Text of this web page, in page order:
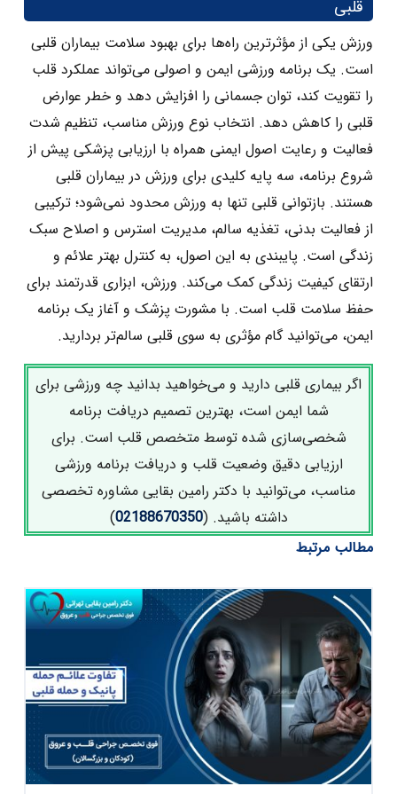
قلبی
ورزش یکی از مؤثرترین راه‌ها برای بهبود سلامت بیماران قلبی
است. یک برنامه ورزشی ایمن و اصولی می‌تواند عملکرد قلب
را تقویت کند، توان جسمانی را افزایش دهد و خطر عوارض
قلبی را کاهش دهد. انتخاب نوع ورزش مناسب، تنظیم شدت
فعالیت و رعایت اصول ایمنی همراه با ارزیابی پزشکی پیش از
شروع برنامه، سه پایه کلیدی برای ورزش در بیماران قلبی
هستند. بازتوانی قلبی تنها به ورزش محدود نمی‌شود؛ ترکیبی
از فعالیت بدنی، تغذیه سالم، مدیریت استرس و اصلاح سبک
زندگی است. پایبندی به این اصول، به کنترل بهتر علائم و
ارتقای کیفیت زندگی کمک می‌کند. ورزش، ابزاری قدرتمند برای
حفظ سلامت قلب است. با مشورت پزشک و آغاز یک برنامه
ایمن، می‌توانید گام مؤثری به ‌سوی قلبی سالم‌تر بردارید.
اگر بیماری قلبی دارید و می‌خواهید بدانید چه ورزشی برای
شما ایمن است، بهترین تصمیم دریافت برنامه
شخصی‌سازی‌ شده توسط متخصص قلب است. برای
ارزیابی دقیق وضعیت قلب و دریافت برنامه ورزشی
مناسب، می‌توانید با دکتر رامین بقایی مشاوره تخصصی
داشته باشید. (02188670350
)
مطالب مرتبط